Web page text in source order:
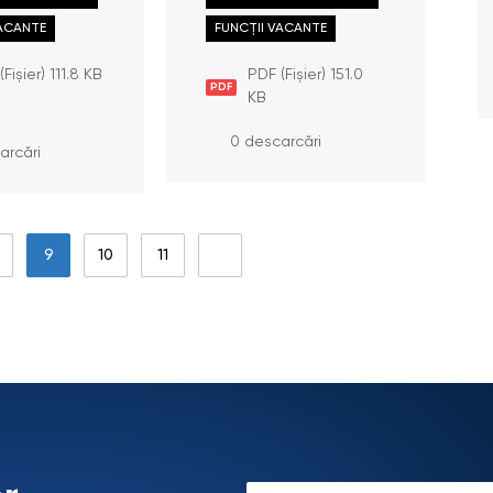
Direcției
și
111.8 KB
principal/ă în cadrul
Direcției
investigarea
cererilor
PDF
PDF (Fișier) 151.0
KB
FUNCȚII VACANTE
0 descarcări
9 10 11